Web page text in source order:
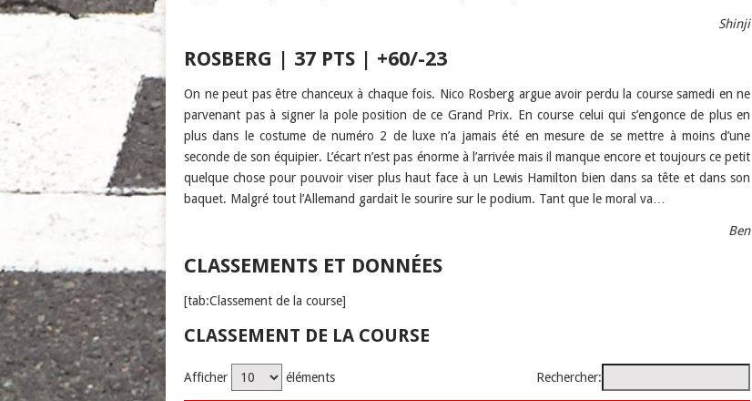
Shinji
ROSBERG | 37 PTS | +60/-23
On ne peut pas être chanceux à chaque fois. Nico Rosberg argue avoir perdu la course samedi en ne
parvenant pas à signer la pole position de ce Grand Prix. En course celui qui s’engonce de plus en
plus dans le costume de numéro 2 de luxe n’a jamais été en mesure de se mettre à moins d’une
seconde de son équipier. L’écart n’est pas énorme à l’arrivée mais il manque encore et toujours ce petit
quelque chose pour pouvoir viser plus haut face à un Lewis Hamilton bien dans sa tête et dans son
baquet. Malgré tout l’Allemand gardait le sourire sur le podium. Tant que le moral va…
Ben
CLASSEMENTS ET DONNÉES
[tab:Classement de la course]
CLASSEMENT DE LA COURSE
Afficher éléments Rechercher: